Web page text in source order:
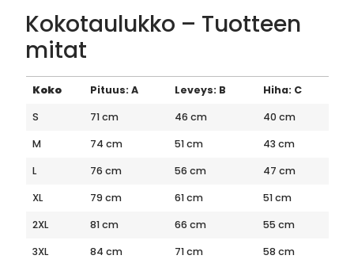
Kokotaulukko – Tuotteen
mitat
Koko Pituus: A Leveys: B
Hiha: C
S
71 cm 46 cm
40 cm
M
74 cm 51 cm
43 cm
L
76 cm 56 cm
47 cm
XL
79 cm 61 cm
51 cm
2XL
81 cm 66 cm
55 cm
3XL
84 cm 71 cm
58 cm